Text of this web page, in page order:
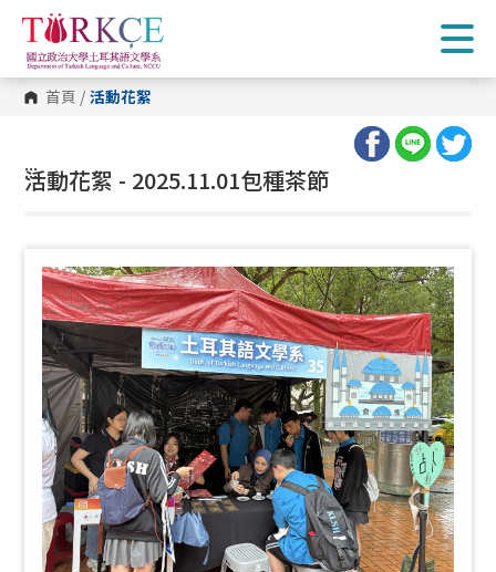
跳
到
主
要
內
容 首頁 / 活動花絮
:::
活動花絮 - 2025.11.01包種茶節